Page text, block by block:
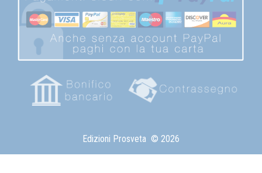
Edizioni Prosveta © 2026